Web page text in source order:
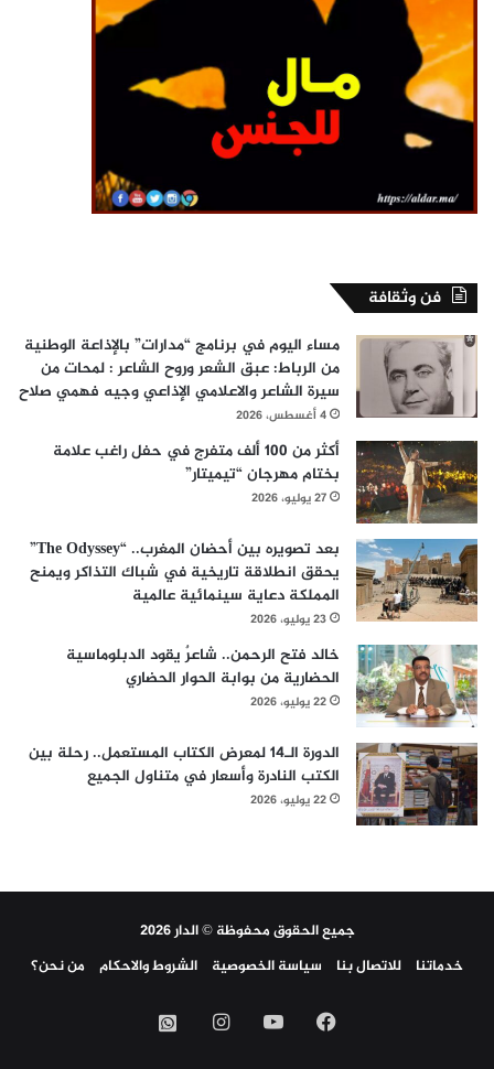
فن وثقافة
مساء اليوم في برنامج “مدارات” بالإذاعة الوطنية
من الرباط: عبق الشعر وروح الشاعر : لمحات من
سيرة الشاعر والاعلامي الإذاعي وجيه فهمي صلاح
4 أغسطس، 2026
أكثر من 100 ألف متفرج في حفل راغب علامة
بختام مهرجان “تيميتار”
27 يوليو، 2026
بعد تصويره بين أحضان المغرب.. “The Odyssey”
يحقق انطلاقة تاريخية في شباك التذاكر ويمنح
المملكة دعاية سينمائية عالمية
23 يوليو، 2026
خالد فتح الرحمن.. شاعرٌ يقود الدبلوماسية
الحضارية من بوابة الحوار الحضاري
22 يوليو، 2026
الدورة الـ14 لمعرض الكتاب المستعمل.. رحلة بين
الكتب النادرة وأسعار في متناول الجميع
22 يوليو، 2026
جميع الحقوق محفوظة © الدار 2026
خدماتنا
للاتصال بنا سياسة الخصوصية الشروط والاحكام من نحن؟
فيسبوك‫YouTubeانستقرامواتساب